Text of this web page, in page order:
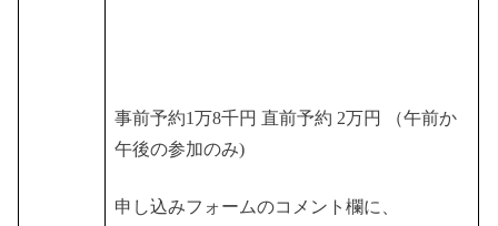
事前予約1万8千円 直前予約 2万円 （午前か
午後の参加のみ)
申し込みフォームのコメント欄に、